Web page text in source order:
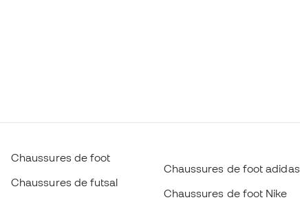
Chaussures de foot
Chaussures de futsal
Chaussures de foot adidas
Chaussures de foot Nike